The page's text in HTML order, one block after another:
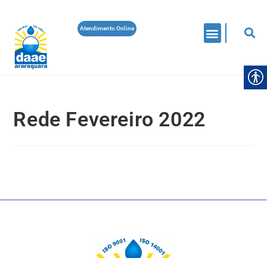
Atendimento Online
Rede Fevereiro 2022